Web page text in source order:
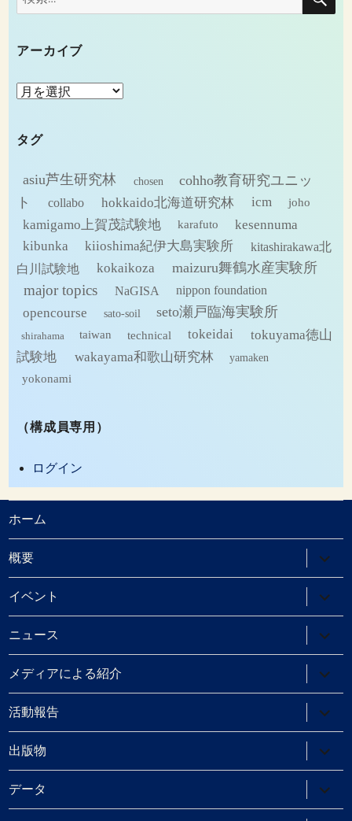
索:
アーカイブ
ア
カ
ブ
タグ
asiu芦生研究林 chosen
cohho教育研究ユニッ
ト
collabo hokkaido北海道研究林 icm joho
kamigamo上賀茂試験地 karafuto
kesennuma
kibunka
kiioshima紀伊大島実験所
kitashirakawa北
白川試験地
kokaikoza maizuru舞鶴水産実験所
major topics NaGISA nippon foundation
opencourse sato-soil seto瀬戸臨海実験所
shirahama taiwan technical tokeidai
tokuyama徳山
試験地
wakayama和歌山研究林
yamaken
yokonami
（構成員専用）
ログイン
ホーム
概要
ブ
メ
ニ
ュ
ー
を
展
開
イベント
ブ
メ
ニ
ュ
ー
を
展
開
ニュース
ブ
メ
ニ
ュ
ー
を
展
開
メディアによる紹介
ブ
メ
ニ
ュ
ー
を
展
開
活動報告
ブ
メ
ニ
ュ
ー
を
展
開
出版物
ブ
メ
ニ
ュ
ー
データ
ブ
メ